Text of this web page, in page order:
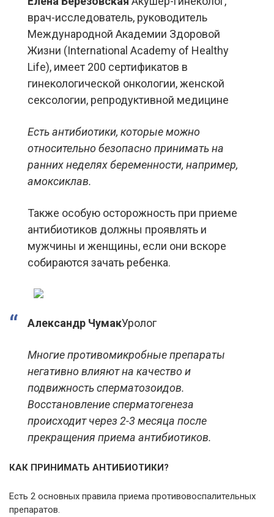
врач-исследователь, руководитель
Международной Академии Здоровой
Жизни (International Academy of Healthy
Life), имеет 200 сертификатов в
гинекологической онкологии, женской
сексологии, репродуктивной медицине
Есть антибиотики, которые можно
относительно безопасно принимать на
ранних неделях беременности, например,
амоксиклав.
Также особую осторожность при приеме
антибиотиков должны проявлять и
мужчины и женщины, если они вскоре
собираются зачать ребенка.
Александр ЧумакУролог
Многие противомикробные препараты
негативно влияют на качество и
подвижность сперматозоидов.
Восстановление сперматогенеза
происходит через 2-3 месяца после
прекращения приема антибиотиков.
КАК ПРИНИМАТЬ АНТИБИОТИКИ?
Есть 2 основных правила приема противовоспалительных
препаратов.